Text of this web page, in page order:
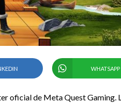
WHATSAPP
oficial de Meta Quest Gaming.